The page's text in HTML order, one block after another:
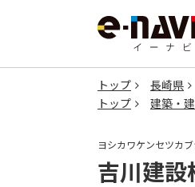
トップ 長崎県
トップ
建築・
ヨシカワケンセツカ
吉川建設